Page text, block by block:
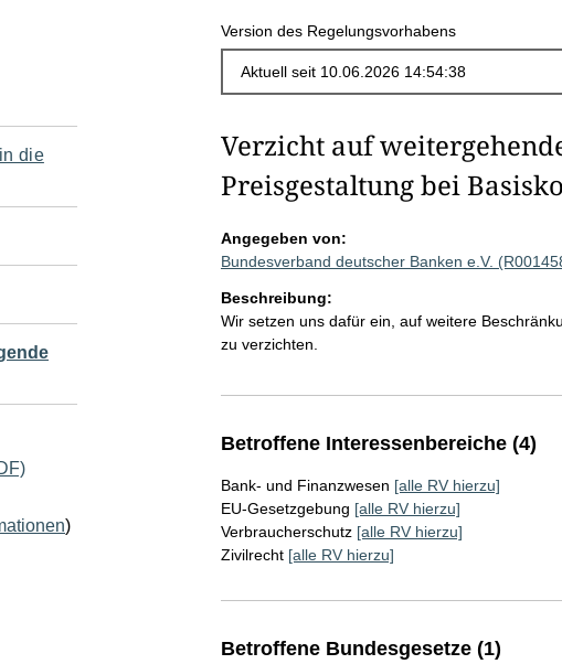
Version des Regelungsvorhabens
die
)
Verzicht auf
Preisgestaltung bei
Angegeben von:
Bundesverband deutscher Banken e.V.
Beschreibung:
Wir setzen uns dafür ein, auf weitere
zu verzichten.
Betroffene Interessenbereiche (4)
Bank- und Finanzwesen [alle RV hierzu]
EU-Gesetzgebung [alle RV hierzu]
Verbraucherschutz [alle RV hierzu]
Zivilrecht [alle RV hierzu]
Betroffene Bundesgesetze (1)